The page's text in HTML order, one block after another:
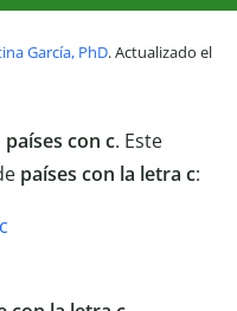
García, PhD. Actualizado el
países con c. Este
países con la letra c: